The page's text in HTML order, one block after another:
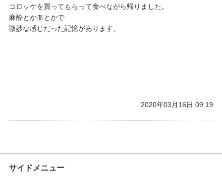
コロッケを買ってもらって食べながら帰りました。
麻酔とか血とかで
微妙な感じだった記憶があります。
2020年03月16日 09:19
サイドメニュー